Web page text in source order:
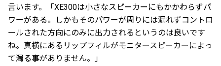
言います。「XE300は小さなスピーカーにもかかわらずパ
ワーがある。しかもそのパワーが周りには漏れずコントロ
ールされた方向にのみに出力されるというのは良いです
ね。真横にあるリップフィルがモニタースピーカーによっ
て濁る事がありません。」